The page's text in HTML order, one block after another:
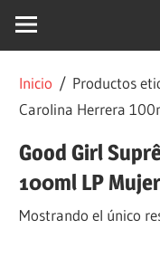
Inicio / Productos
Carolina Herrera
Good Girl
100ml LP
Mostrando el único